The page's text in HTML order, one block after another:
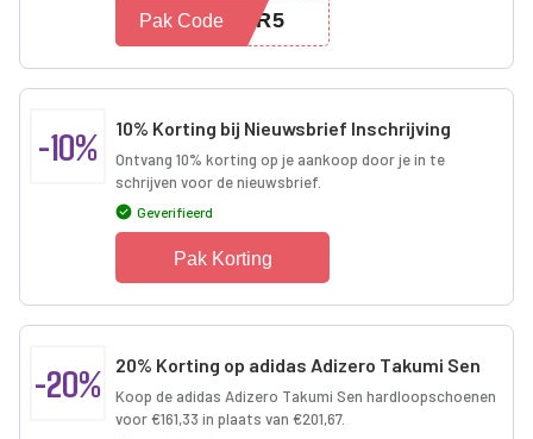
OUR5
Pak Code
-10% 10% Korting bij Nieuwsbrief Inschrijving
Ontvang 10% korting op je aankoop door je in te
schrijven voor de nieuwsbrief.
Geverifieerd
Pak Korting
-20% 20% Korting op adidas Adizero Takumi Sen
Koop de adidas Adizero Takumi Sen hardloopschoenen
voor €161,33 in plaats van €201,67.